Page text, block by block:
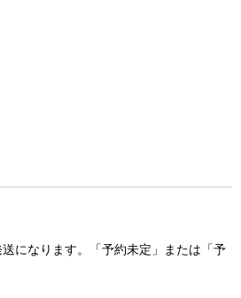
になります。「予約未定」または「予